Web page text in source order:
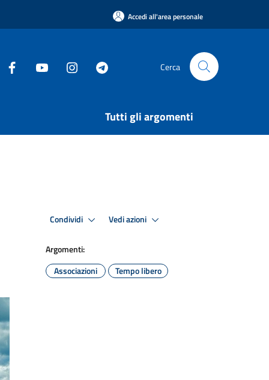
Accedi all'area personale
Cerca
Tutti gli argomenti
Condividi Vedi azioni
Argomenti:
Associazioni
Tempo libero